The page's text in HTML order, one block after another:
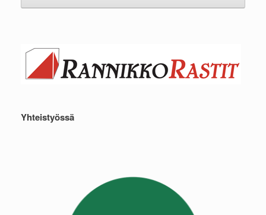
Yhteistyössä